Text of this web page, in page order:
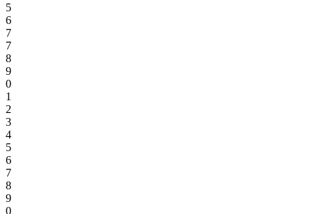
5
6
7
7
8
9
0
1
2
3
4
5
6
7
8
9
0